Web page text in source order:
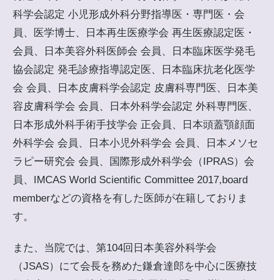
科学会認定 小児形成外科分野指導医・専門医・会
員、医学博士、日本再生医療学会 再生医療認定医・
会員、日本美容外科医師会 会員、日本臨床医学発毛
協会認定 発毛診療指導認定医、日本臨床抗老化医学
会 会員、日本皮膚科学会認定 皮膚科専門医、日本美
容皮膚科学会 会員、日本外科学会認定 外科専門医、
日本形成外科手術手技学会 正会員、日本頭蓋顎顔面
外科学会 会員、日本小児外科学会 会員、日本メソセ
ラピー研究会 会員、国際形成外科学会（IPRAS）会
員、IMCAS World Scientific Committee 2017,board
memberなどの資格を有した医師が在籍しておりま
す。
また、当院では、第104回日本美容外科学会
（JSAS）にて会長を務めた鎌倉達郎を中心に医療技